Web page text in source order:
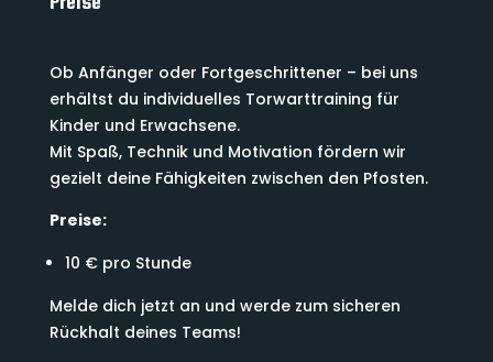
Ob Anfänger oder Fortgeschrittener – bei uns
erhältst du individuelles Torwarttraining für
Kinder und Erwachsene.
Mit Spaß, Technik und Motivation fördern wir
gezielt deine Fähigkeiten zwischen den Pfosten.
Preise:
10 € pro Stunde
Melde dich jetzt an und werde zum sicheren
Rückhalt deines Teams!